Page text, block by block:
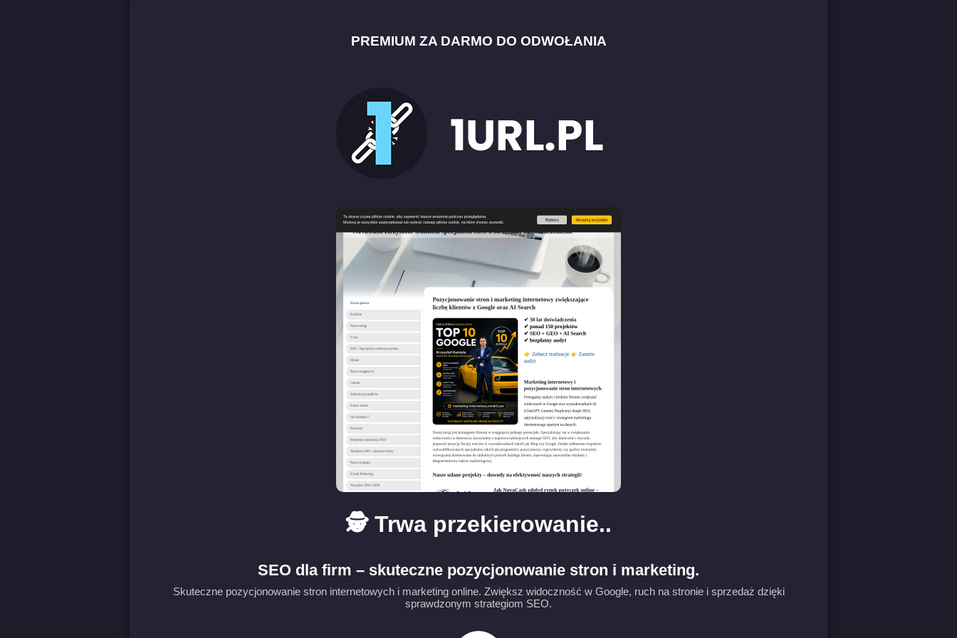
PREMIUM ZA DARMO DO ODWOŁANIA
🕵️ Trwa przekierowanie..
SEO dla firm – skuteczne pozycjonowanie stron i marketing.
Skuteczne pozycjonowanie stron internetowych i marketing online. Zwiększ widoczność w Google, ruch na stronie i sprzedaż dzięki
sprawdzonym strategiom SEO.